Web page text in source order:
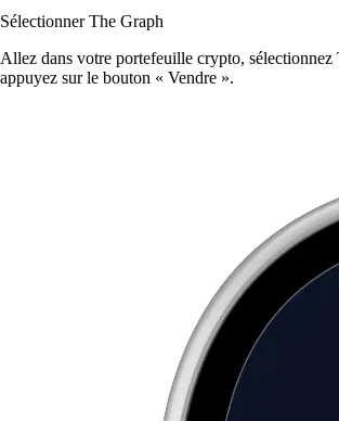
Sélectionner The Graph
Allez dans votre portefeuille crypto, sélectionnez
appuyez sur le bouton « Vendre ».